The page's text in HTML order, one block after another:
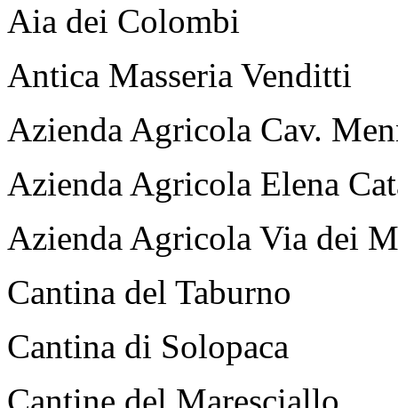
Aia dei Colombi
Antica Masseria Venditti
Azienda Agricola Cav.
Azienda Agricola Elena
Azienda Agricola Via dei
Cantina del Taburno
Cantina di Solopaca
Cantine del Maresciallo